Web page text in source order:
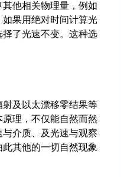
他相关物理量，例如
果用绝对时间计算光
了光速不变。这种选
及以太漂移零结果等
理，不仅能自然而然
介质、及光速与观察
其他的一切自然现象